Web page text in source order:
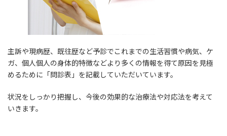
主訴や現病歴、既往歴など予診でこれまでの生活習慣や病気、ケ
ガ、個人個人の身体的特徴などより多くの情報を得て原因を見極
めるために「問診表」を記載していただいています。
状況をしっかり把握し、今後の効果的な治療法や対応法を考えて
いきます。